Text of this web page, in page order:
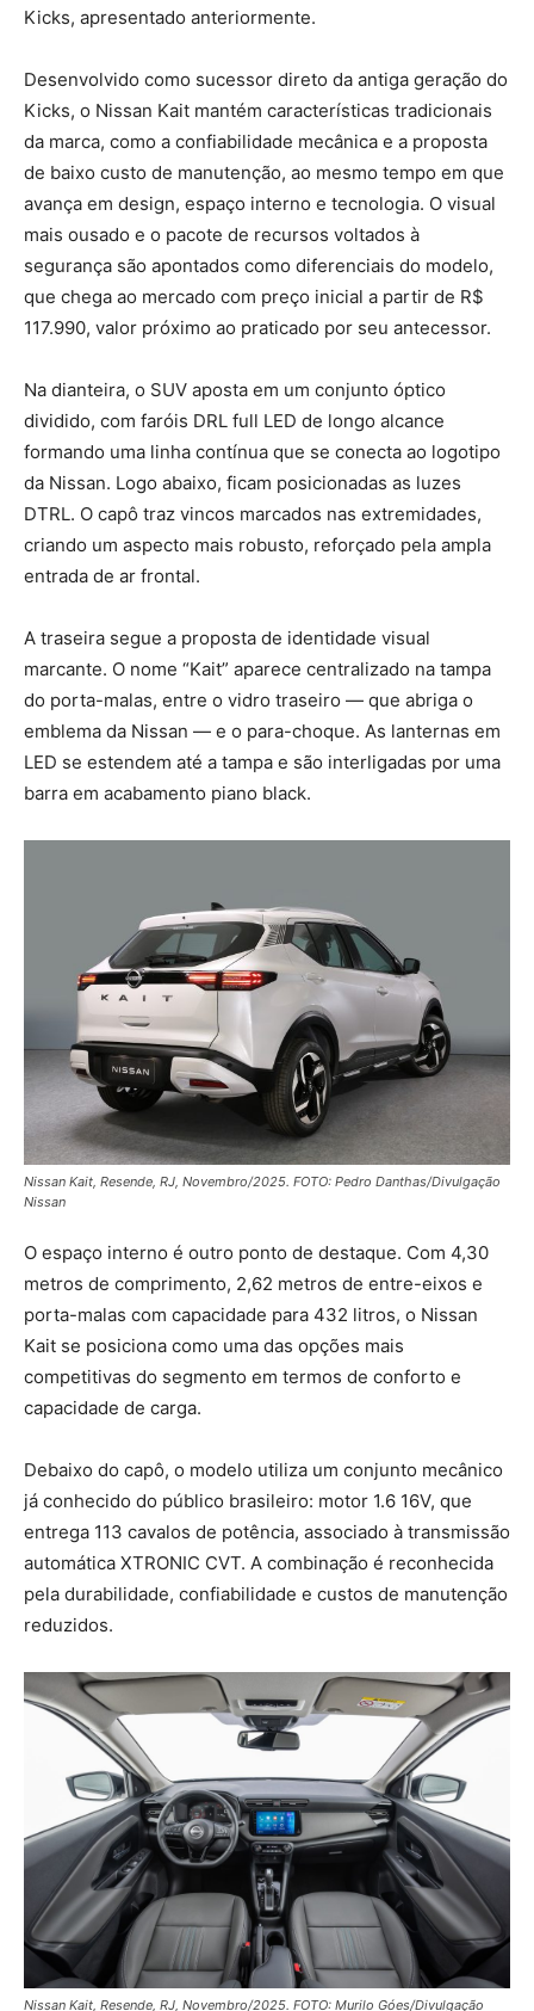
Kicks, apresentado anteriormente.
Desenvolvido como sucessor direto da antiga geração do
Kicks, o Nissan Kait mantém características tradicionais
da marca, como a confiabilidade mecânica e a proposta
de baixo custo de manutenção, ao mesmo tempo em que
avança em design, espaço interno e tecnologia. O visual
mais ousado e o pacote de recursos voltados à
segurança são apontados como diferenciais do modelo,
que chega ao mercado com preço inicial a partir de R$
117.990, valor próximo ao praticado por seu antecessor.
Na dianteira, o SUV aposta em um conjunto óptico
dividido, com faróis DRL full LED de longo alcance
formando uma linha contínua que se conecta ao logotipo
da Nissan. Logo abaixo, ficam posicionadas as luzes
DTRL. O capô traz vincos marcados nas extremidades,
criando um aspecto mais robusto, reforçado pela ampla
entrada de ar frontal.
A traseira segue a proposta de identidade visual
marcante. O nome “Kait” aparece centralizado na tampa
do porta-malas, entre o vidro traseiro — que abriga o
emblema da Nissan — e o para-choque. As lanternas em
LED se estendem até a tampa e são interligadas por uma
barra em acabamento piano black.
Nissan Kait, Resende, RJ, Novembro/2025. FOTO: Pedro Danthas/Divulgação
Nissan
O espaço interno é outro ponto de destaque. Com 4,30
metros de comprimento, 2,62 metros de entre-eixos e
porta-malas com capacidade para 432 litros, o Nissan
Kait se posiciona como uma das opções mais
competitivas do segmento em termos de conforto e
capacidade de carga.
Debaixo do capô, o modelo utiliza um conjunto mecânico
já conhecido do público brasileiro: motor 1.6 16V, que
entrega 113 cavalos de potência, associado à transmissão
automática XTRONIC CVT. A combinação é reconhecida
pela durabilidade, confiabilidade e custos de manutenção
reduzidos.
Nissan Kait, Resende, RJ, Novembro/2025. FOTO: Murilo Góes/Divulgação